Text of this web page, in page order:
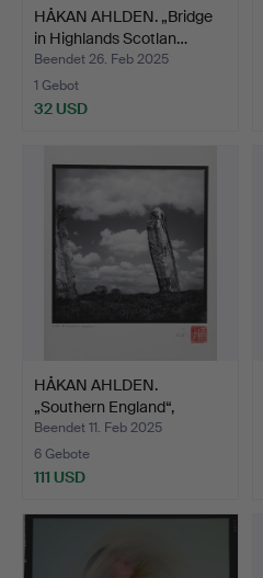
HÅKAN AHLDEN. „Bridge
in Highlands Scotlan…
Beendet 26. Feb 2025
1 Gebot
32 USD
HÅKAN AHLDEN.
„Southern England“,
Giclée-D…
Beendet 11. Feb 2025
6 Gebote
111 USD